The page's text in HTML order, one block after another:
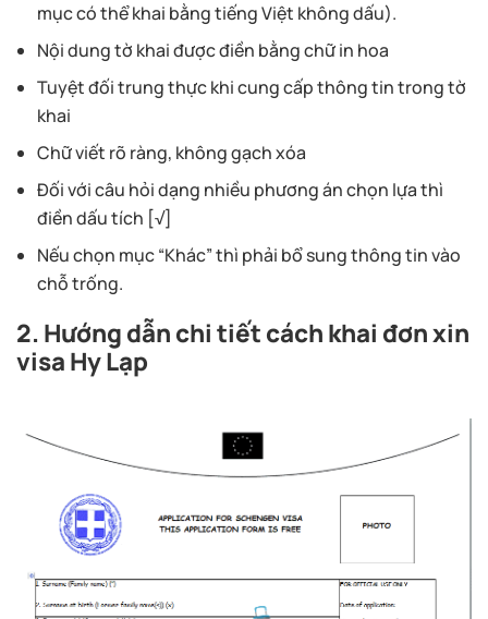
mục có thể khai bằng tiếng Việt không dấu).
Nội dung tờ khai được điền bằng chữ in hoa
Tuyệt đối trung thực khi cung cấp thông tin trong tờ
khai
Chữ viết rõ ràng, không gạch xóa
Đối với câu hỏi dạng nhiều phương án chọn lựa thì
điền dấu tích [√]
Nếu chọn mục “Khác” thì phải bổ sung thông tin vào
chỗ trống.
2. Hướng dẫn chi tiết cách khai đơn xin
visa Hy Lạp